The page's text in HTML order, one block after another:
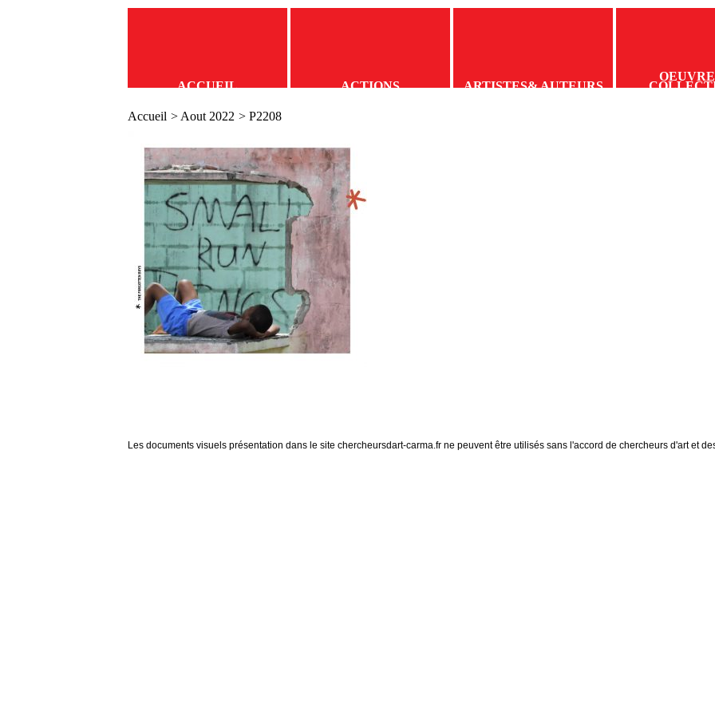
ACCUEIL ACTIONS ARTISTES& AUTEURS
Accueil > Aout 2022 > P2208
Les documents visuels présentation dans le site chercheursdart-carma.fr ne peuvent être utilisés sans l'accord de chercheurs d'art et